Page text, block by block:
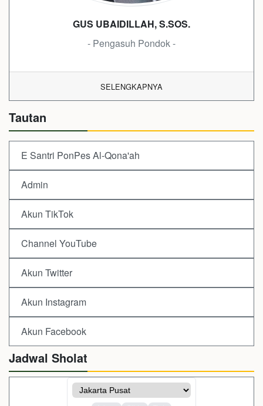
GUS UBAIDILLAH, S.SOS.
- Pengasuh Pondok -
SELENGKAPNYA
Tautan
E Santri PonPes Al-Qona'ah
Admin
Akun TikTok
Channel YouTube
Akun Twitter
Akun Instagram
Akun Facebook
Jadwal Sholat